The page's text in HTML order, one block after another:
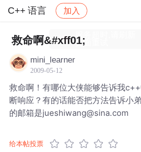
C++ 语言 加入
社区 C++ 语言
救命啊&#xff01;
mini_learner
2009-05-12
救命啊！有哪位大侠能够告诉我
断响应？有的话能否把方法告诉小
的邮箱是jueshiwang@sina.com
给本帖投票
服务超时,请刷新
页面重试